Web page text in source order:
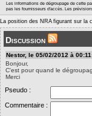
Les informations de dégroupage de cette
pas les fournisseurs d'accès. Les
La position des NRA figurant sur la
Discussion
Nestor, le 05/02/2012 à
Bonjour,
C'est pour quand le
Merci
Pseudo :
Commentaire :